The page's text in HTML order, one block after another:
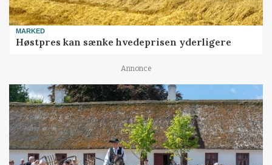
MARKED
Høstpres kan sænke hvedeprisen yderligere
Annonce